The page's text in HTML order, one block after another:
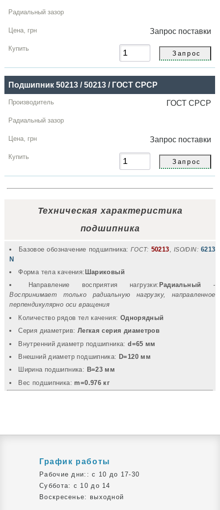
Запрос поставки
Подшипник 50213 / 50213 / ГОСТ СРСР
ГОСТ СРСР
Запрос поставки
Техническая характеристика
подшипника
Базовое обозначение подшипника: ГОСТ: 50213 ISO/DIN: 6213
N
Форма тела качения: Шариковый
Направление восприятия нагрузки: Радиальный
-
Воспринимает только радиальную нагрузку, направленное
перпендикулярно оси вращения
Количество рядов тел качения: Однорядный
Серия диаметрив: Легкая серия диаметров
Внутренний диаметр подшипника:d=65 мм
Внешний диаметр подшипника: D=120 мм
Ширина подшипника: B=23 мм
Вec подшипника: m=0.976 кг
График работы
Рабочие дни:: c 10 до 17-30
Суббота: c 10 до 14
Воскресенье: выходной